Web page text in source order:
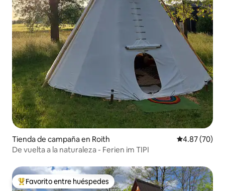
Tienda de campaña en Roith Calificación
4.87 (70)
De vuelta a la naturaleza - Ferien im TIPI
De los mejores en Favorito entre huéspedes
Favorito entre huéspedes